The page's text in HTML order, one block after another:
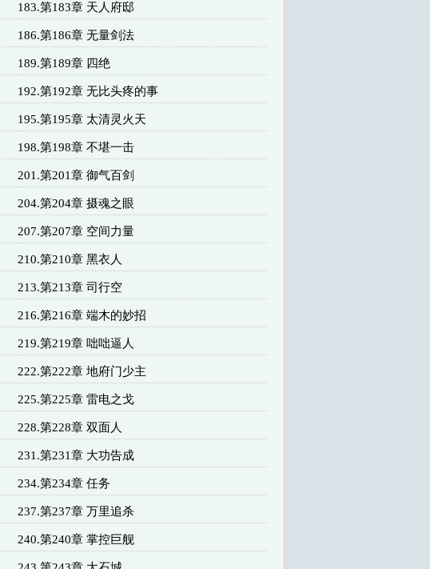
183.第183章 天人府邸
186.第186章 无量剑法
189.第189章 四绝
192.第192章 无比头疼的事
195.第195章 太清灵火天
198.第198章 不堪一击
201.第201章 御气百剑
204.第204章 摄魂之眼
207.第207章 空间力量
210.第210章 黑衣人
213.第213章 司行空
216.第216章 端木的妙招
219.第219章 咄咄逼人
222.第222章 地府门少主
225.第225章 雷电之戈
228.第228章 双面人
231.第231章 大功告成
234.第234章 任务
237.第237章 万里追杀
240.第240章 掌控巨舰